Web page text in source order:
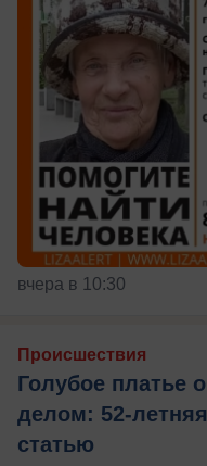
вчера в 10:30
Происшествия
Голубое платье
делом: 52-
статью